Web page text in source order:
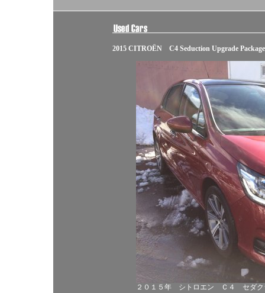
2015 CITROËN C4 Seduction Upgrade Package
２０１５年 シトロエン Ｃ４ セダク